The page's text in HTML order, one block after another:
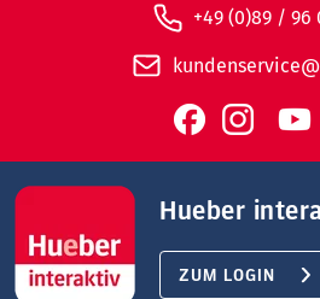
+49 (0)89 / 96
Hueber
ZUM LOGIN